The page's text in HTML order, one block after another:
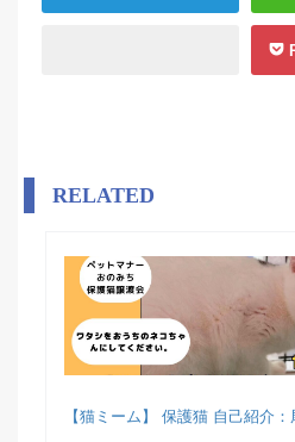
RELATED
【猫ミーム】 保護猫 自己紹介